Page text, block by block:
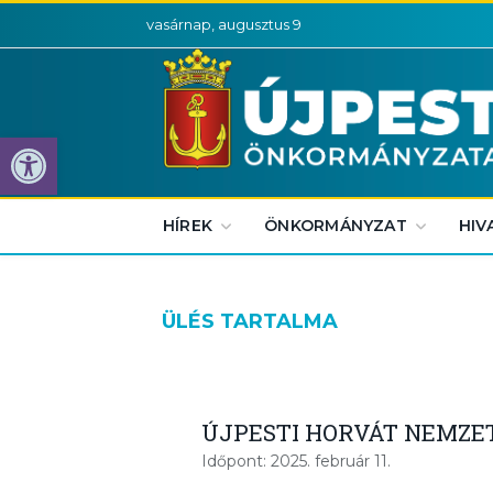
Eszköztár megnyitása
vasárnap, augusztus 9
HÍREK ÖNKORMÁNYZAT
ÜLÉS TARTALMA
ÚJPESTI HORVÁT
Időpont: 2025. február 11.